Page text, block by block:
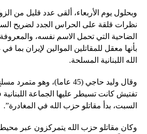
وبحلول يوم الأربعاء، ألقى عدد قليل من
نظرات قلقة على الحراس الجدد لضريح
الضاحية التي تحمل الاسم نفسه،
بأنها معقل للمقاتلين الموالين لإيران
الله اللبنانية المسلحة.
وقال وليد حاجي (45 عاما)،
تفتيش كانت تسيطر عليها الجماعة
السبت، بدأ مقاتلو حزب الله في المغادرة”.
وكان مقاتلو حزب الله يتمركزون عبر